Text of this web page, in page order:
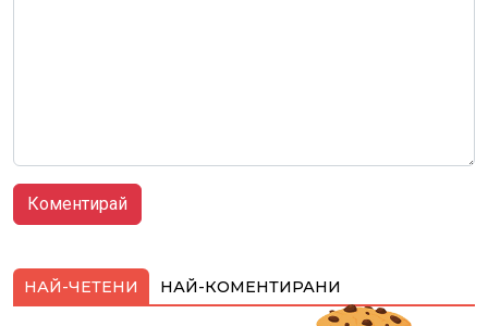
НАЙ-ЧЕТЕНИ НАЙ-КОМЕНТИРАНИ